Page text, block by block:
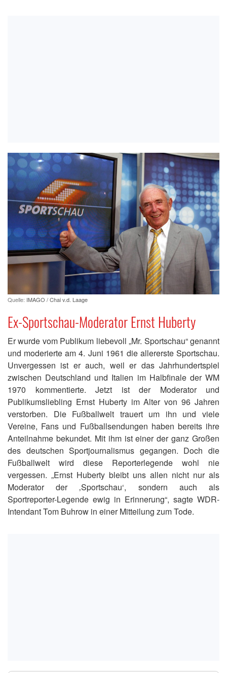
Quelle: IMAGO / Chai v.d. Laage
Ex-Sportschau-Moderator Ernst Huberty
Er wurde vom Publikum liebevoll „Mr. Sportschau“ genannt
und moderierte am 4. Juni 1961 die allererste Sportschau.
Unvergessen ist er auch, weil er das Jahrhundertspiel
zwischen Deutschland und Italien im Halbfinale der WM
1970 kommentierte. Jetzt ist der Moderator und
Publikumsliebling Ernst Huberty im Alter von 96 Jahren
verstorben. Die Fußballwelt trauert um ihn und viele
Vereine, Fans und Fußballsendungen haben bereits ihre
Anteilnahme bekundet. Mit ihm ist einer der ganz Großen
des deutschen Sportjournalismus gegangen. Doch die
Fußballwelt wird diese Reporterlegende wohl nie
vergessen. „Ernst Huberty bleibt uns allen nicht nur als
Moderator der ‚Sportschau‘, sondern auch als
Sportreporter-Legende ewig in Erinnerung“, sagte WDR-
Intendant Tom Buhrow in einer Mitteilung zum Tode.